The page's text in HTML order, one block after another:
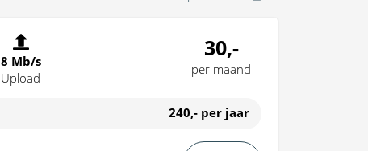
8 Mb/s
Upload
30,-
per maand
240,- per jaar